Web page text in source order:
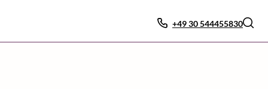
+49 30 544455830